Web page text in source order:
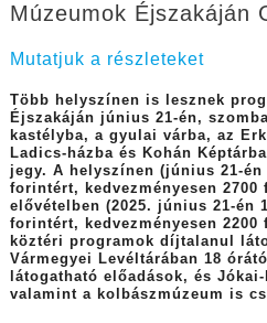
Múzeumok Éjszakáján
Mutatjuk a részleteket
Több helyszínen is lesznek
Éjszakáján június 21-én,
kastélyba, a gyulai várba, az
Ladics-házba és Kohán
jegy. A helyszínen (június 21-
forintért, kedvezményesen 2700
elővételben (2025. június 21-én
forintért, kedvezményesen
köztéri programok díjtalanul
Vármegyei Levéltárában 18
látogatható előadások, és
valamint a kolbászmúzeum is